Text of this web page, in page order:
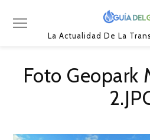
La Actualidad De La
Foto Geopark